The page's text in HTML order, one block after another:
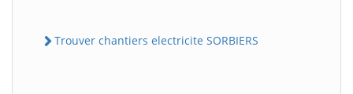
Trouver chantiers electricite SORBIERS